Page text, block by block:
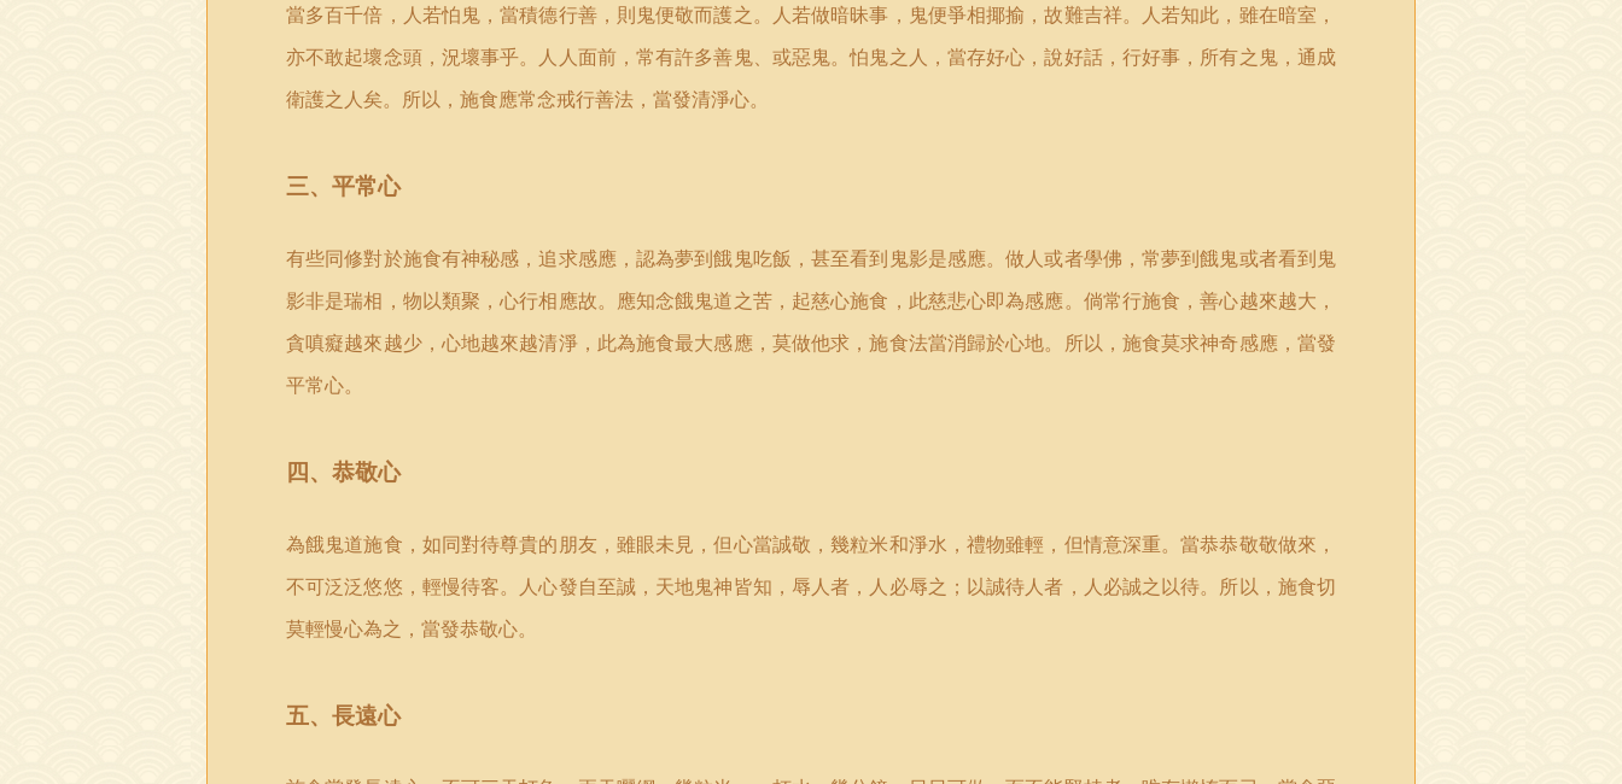
當多百千倍，人若怕鬼，當積德行善，則鬼便敬而護之。人若做暗昧事，鬼便爭相揶揄，故難吉祥。人若知此，雖在暗室，
亦不敢起壞念頭，況壞事乎。人人面前，常有許多善鬼、或惡鬼。怕鬼之人，當存好心，說好話，行好事，所有之鬼，通成
衛護之人矣。所以，施食應常念戒行善法，當發清淨心。
三、平常心
有些同修對於施食有神秘感，追求感應，認為夢到餓鬼吃飯，甚至看到鬼影是感應。做人或者學佛，常夢到餓鬼或者看到鬼
影非是瑞相，物以類聚，心行相應故。應知念餓鬼道之苦，起慈心施食，此慈悲心即為感應。倘常行施食，善心越來越大，
貪嗔癡越來越少，心地越來越清淨，此為施食最大感應，莫做他求，施食法當消歸於心地。所以，施食莫求神奇感應，當發
平常心。
四、恭敬心
為餓鬼道施食，如同對待尊貴的朋友，雖眼未見，但心當誠敬，幾粒米和淨水，禮物雖輕，但情意深重。當恭恭敬敬做來，
不可泛泛悠悠，輕慢待客。人心發自至誠，天地鬼神皆知，辱人者，人必辱之；以誠待人者，人必誠之以待。所以，施食切
莫輕慢心為之，當發恭敬心。
五、長遠心